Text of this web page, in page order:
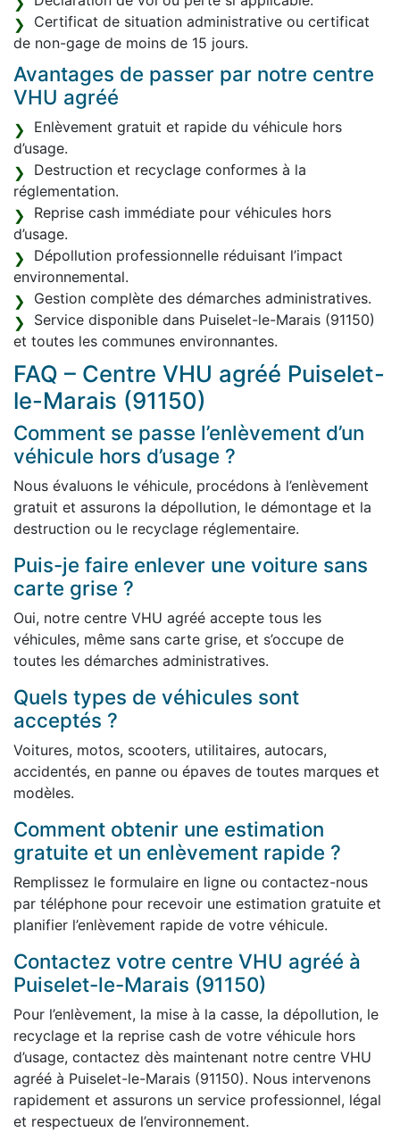
Certificat de situation administrative ou certificat
de non-gage de moins de 15 jours.
Avantages de passer par notre centre
VHU agréé
Enlèvement gratuit et rapide du véhicule hors
d’usage.
Destruction et recyclage conformes à la
réglementation.
Reprise cash immédiate pour véhicules hors
d’usage.
Dépollution professionnelle réduisant l’impact
environnemental.
Gestion complète des démarches administratives.
Service disponible dans Puiselet-le-Marais (91150)
et toutes les communes environnantes.
FAQ – Centre VHU agréé Puiselet-
le-Marais (91150)
Comment se passe l’enlèvement d’un
véhicule hors d’usage ?
Nous évaluons le véhicule, procédons à l’enlèvement
gratuit et assurons la dépollution, le démontage et la
destruction ou le recyclage réglementaire.
Puis-je faire enlever une voiture sans
carte grise ?
Oui, notre centre VHU agréé accepte tous les
véhicules, même sans carte grise, et s’occupe de
toutes les démarches administratives.
Quels types de véhicules sont
acceptés ?
Voitures, motos, scooters, utilitaires, autocars,
accidentés, en panne ou épaves de toutes marques et
modèles.
Comment obtenir une estimation
gratuite et un enlèvement rapide ?
Remplissez le formulaire en ligne ou contactez-nous
par téléphone pour recevoir une estimation gratuite et
planifier l’enlèvement rapide de votre véhicule.
Contactez votre centre VHU agréé à
Puiselet-le-Marais (91150)
Pour l’enlèvement, la mise à la casse, la dépollution, le
recyclage et la reprise cash de votre véhicule hors
d’usage, contactez dès maintenant notre centre VHU
agréé à Puiselet-le-Marais (91150). Nous intervenons
rapidement et assurons un service professionnel, légal
et respectueux de l’environnement.